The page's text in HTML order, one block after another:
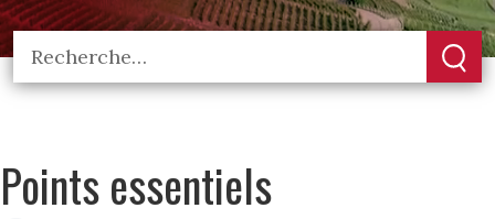
Points essentiels